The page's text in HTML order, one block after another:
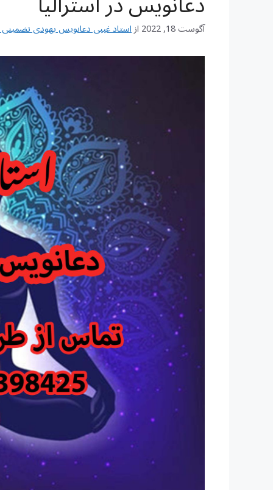
آگوست 18, 2022 ازاستاد غیبی دعانویس یهودی تضمینی شماره